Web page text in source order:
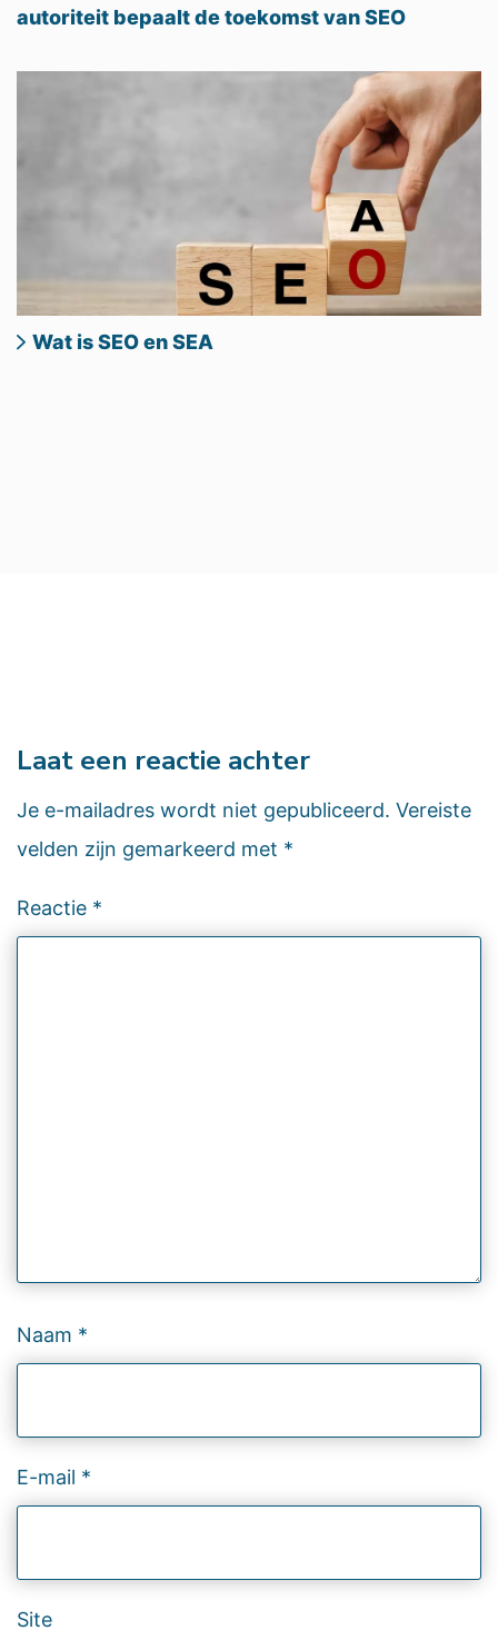
autoriteit bepaalt de toekomst van SEO
Wat is SEO en SEA
Laat een reactie achter
Je e-mailadres wordt niet gepubliceerd. Vereiste
velden zijn gemarkeerd met *
Reactie *
Naam *
E-mail *
Site